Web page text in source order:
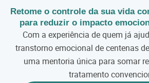
Retome o controle da sua vida
para reduzir o impacto
Com a experiência de quem já
transtorno emocional de centenas
uma mentoria única para somar
tratamento